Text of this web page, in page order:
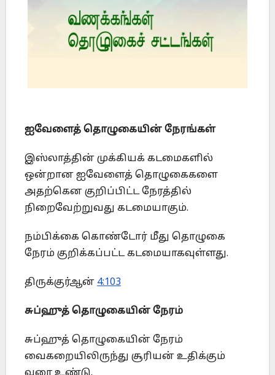
ஐவேளைத் தொழுகையின் நேரங்கள்
இஸ்லாத்தின் முக்கியக் கடமைகளில்
ஒன்றான ஐவேளைத் தொழுகைகளை
அதற்கென குறிப்பிட்ட நேரத்தில்
நிறைவேற்றுவது கடமையாகும்.
நம்பிக்கை கொண்டோர் மீது தொழுகை
நேரம் குறிக்கப்பட்ட கடமையாகவுள்ளது.
திருக்குர்ஆன் 4:103
சுப்ஹுத் தொழுகையின் நேரம்
சுப்ஹுத் தொழுகையின் நேரம்
வைகறையிலிருந்து சூரியன் உதிக்கும்